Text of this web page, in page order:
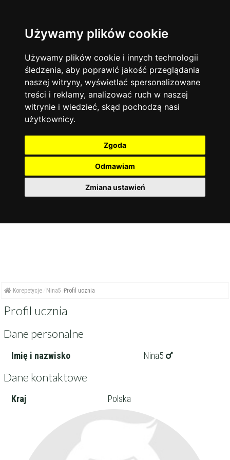
Używamy plików cookie
Używamy plików cookie i innych technologii
śledzenia, aby poprawić jakość przeglądania
naszej witryny, wyświetlać spersonalizowane
treści i reklamy, analizować ruch w naszej
witrynie i wiedzieć, skąd pochodzą nasi
użytkownicy.
Zgoda
Odmawiam
Zmiana ustawień
Język angielski 13744
Matematyka 12928
Chemia 4886
Język niemiecki 4307
Język polski 3426
Fizyka
Język francuski
Warszawa
Korepetycje
Online
14836
Kraków 7753
Wrocław
Łódź 3511
Gdańsk 2075
zakres dni
Wtorek
Środa
Czwartek
Piątek
Sobota
Niedziela
więcej filtrów Filtruj
Korepetycje Nina5 Profil ucznia
Profil ucznia
Dane personalne
Imię i nazwisko Nina5
Dane kontaktowe
Kraj Polska